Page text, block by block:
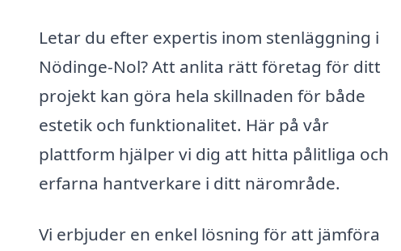
Letar du efter expertis inom stenläggning i
Nödinge-Nol? Att anlita rätt företag för ditt
projekt kan göra hela skillnaden för både
estetik och funktionalitet. Här på vår
plattform hjälper vi dig att hitta pålitliga och
erfarna hantverkare i ditt närområde.
Vi erbjuder en enkel lösning för att jämföra